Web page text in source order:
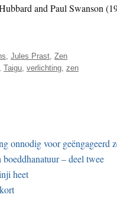
and Paul Swanson
, Jules Prast, Zen
, Taigu, verlichting, zen
onnodig voor geëngageerd
– deel twee
heet